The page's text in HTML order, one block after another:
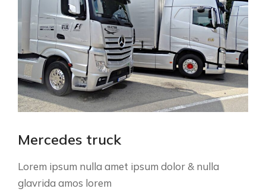
Mercedes truck
Lorem ipsum nulla amet ipsum dolor & nulla
glavrida amos lorem